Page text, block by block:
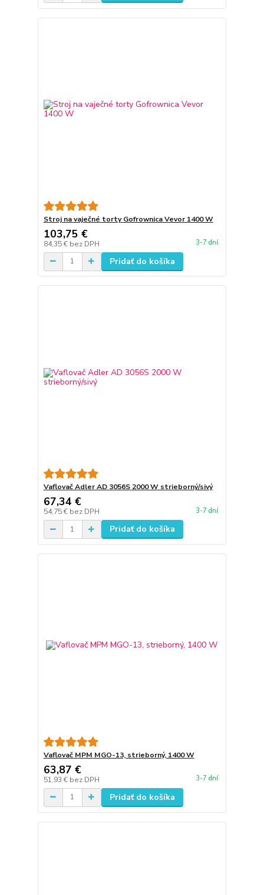
Stroj na vaječné torty Gofrownica Vevor 1400 W
103,75 €
84,35 € bez DPH 3-7 dní
Pridať do košíka
Vaflovač Adler AD 3056S 2000 W strieborný/sivý
67,34 €
54,75 € bez DPH 3-7 dní
Pridať do košíka
Vaflovač MPM MGO-13, strieborný, 1400 W
63,87 €
51,93 € bez DPH 3-7 dní
Pridať do košíka